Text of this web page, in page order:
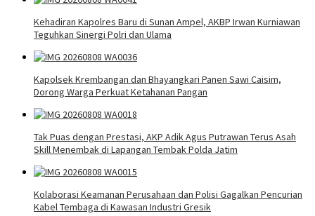
Kehadiran Kapolres Baru di Sunan Ampel, AKBP Irwan Kurniawan
Teguhkan Sinergi Polri dan Ulama
Kapolsek Krembangan dan Bhayangkari Panen Sawi Caisim,
Dorong Warga Perkuat Ketahanan Pangan
Tak Puas dengan Prestasi, AKP Adik Agus Putrawan Terus Asah
Skill Menembak di Lapangan Tembak Polda Jatim
Kolaborasi Keamanan Perusahaan dan Polisi Gagalkan Pencurian
Kabel Tembaga di Kawasan Industri Gresik